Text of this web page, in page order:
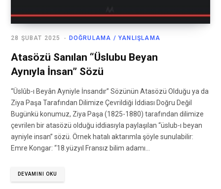
DOĞRULAMA / YANLIŞLAMA
28 ŞUBAT 2025
Atasözü Sanılan “Üslubu Beyan
Aynıyla İnsan” Sözü
“Üslûb-ı Beyân Ayniyle İnsandır” Sözünün Atasözü Olduğu ya da
Ziya Paşa Tarafından Dilimize Çevrildiği İddiası Doğru Değil
Bugünkü konumuz, Ziya Paşa (1825-1880) tarafından dilimize
çevrilen bir atasözü olduğu iddiasıyla paylaşılan “üslub-ı beyan
ayniyle insan” sözü. Örnek hatalı aktarımla şöyle sunulabilir:
Emre Kongar: “18.yüzyıl Fransız bilim adamı…
DEVAMINI OKU